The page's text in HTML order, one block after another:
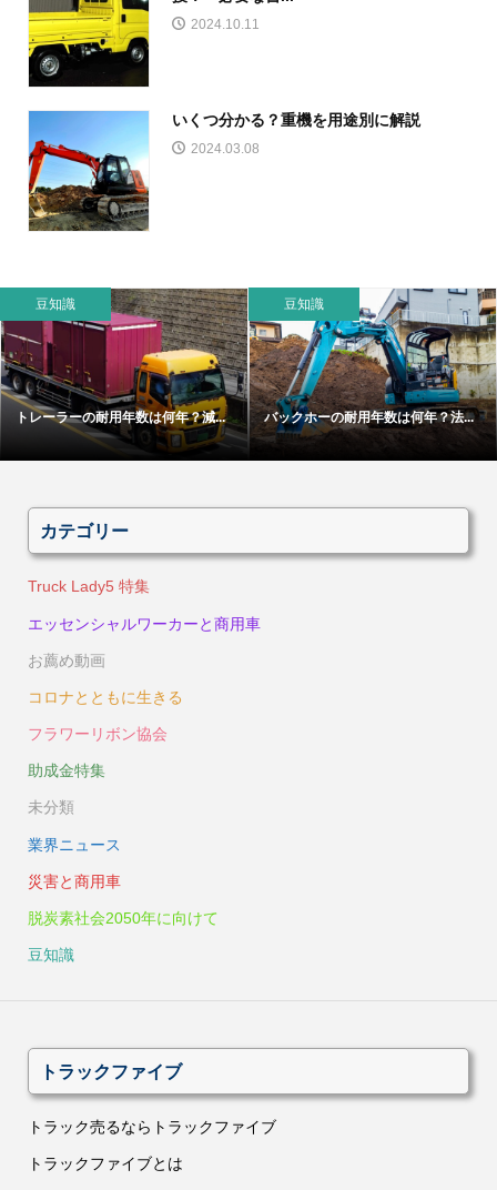
2024.10.11
いくつ分かる？重機を用途別に解説
2024.03.08
豆知識
トレーラーの耐用年数は何年？減...
豆知識
バックホーの耐用年数は何年？法...
カテゴリー
Truck Lady5 特集
エッセンシャルワーカーと商用車
お薦め動画
コロナとともに生きる
フラワーリボン協会
助成金特集
未分類
業界ニュース
災害と商用車
脱炭素社会2050年に向けて
豆知識
トラックファイブ
トラック売るならトラックファイブ
トラックファイブとは